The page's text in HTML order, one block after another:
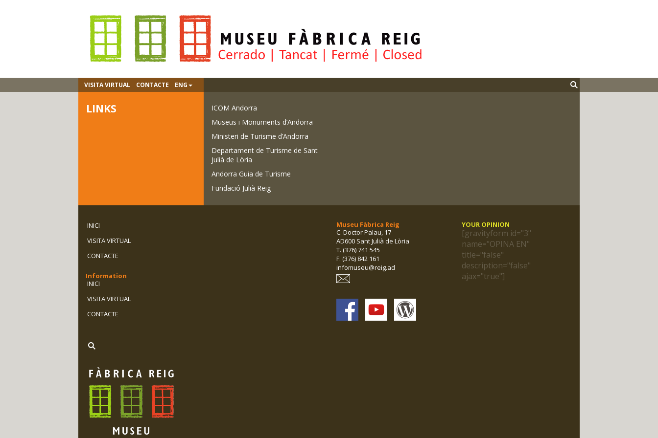
VISITA VIRTUAL CONTACTE ENG
LINKS
ICOM Andorra
Museus i Monuments d’Andorra
Ministeri de Turisme d’Andorra
Departament de Turisme de Sant
Julià de Lòria
Andorra Guia de Turisme
Fundació Julià Reig
INICI
VISITA VIRTUAL
CONTACTE
Information
INICI
VISITA VIRTUAL
CONTACTE
Museu Fàbrica Reig
C. Doctor Palau, 17
AD600 Sant Julià de Lòria
T. (376) 741 545
F. (376) 842 161
infomuseu@reig.ad
YOUR OPINION
[gravityform id="3"
name="OPINA EN"
title="false"
description="false"
ajax="true"]